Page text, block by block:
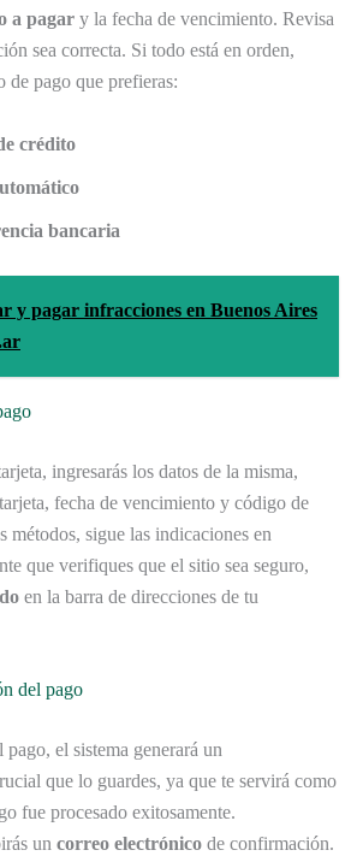
a pagar y la fecha de vencimiento. Revisa
sea correcta. Si todo está en orden,
de pago que prefieras:
crédito
bancaria
y pagar infracciones en Buenos Aires
ingresarás los datos de la misma,
fecha de vencimiento y código de
métodos, sigue las indicaciones en
que verifiques que el sitio sea seguro,
en la barra de direcciones de tu
del pago
el sistema generará un
que lo guardes, ya que te servirá como
fue procesado exitosamente.
un correo electrónico de confirmación.